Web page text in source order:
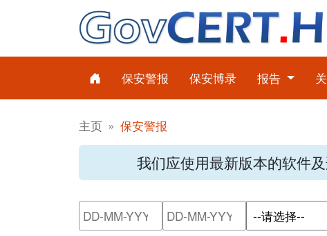
保安警报 保安博录 报告
主页 保安警报
我们应使用最新版本的软件
请输入搜索日期范围的开始日
请输入搜索